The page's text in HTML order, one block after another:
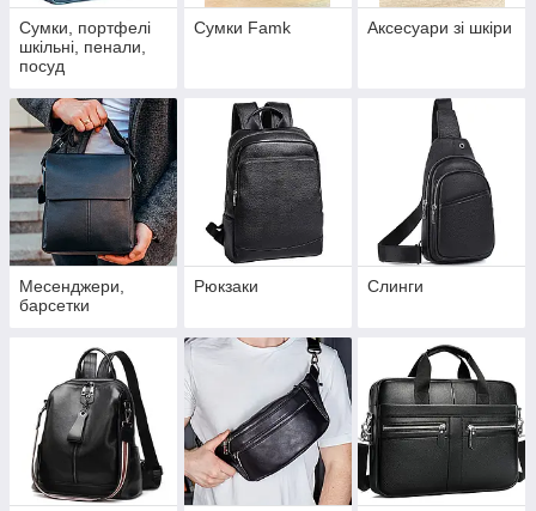
Сумки, портфелі
шкільні, пенали,
посуд
Сумки Famk Аксесуари зі шкіри
Месенджери,
барсетки
Рюкзаки Слинги